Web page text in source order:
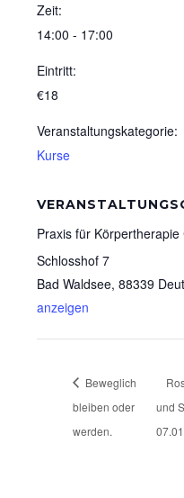
Zeit:
14:00 - 17:00
Eintritt:
€18
Veranstaltungskategorie:
Kurse
Praxis für Körpertherapie
Schlosshof 7
Bad Waldsee, 88339
anzeigen
Beweglich
bleiben oder
werden.
und